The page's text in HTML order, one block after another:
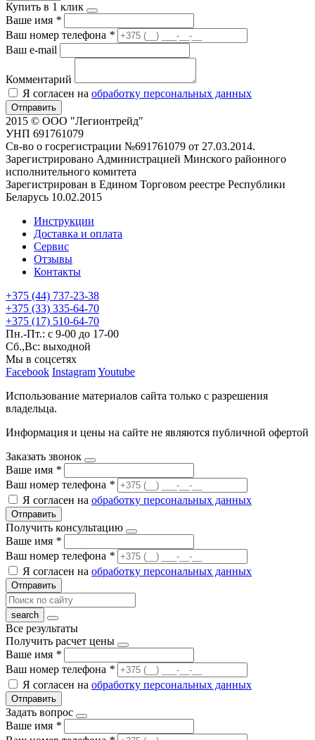
Купить в 1 клик
Ваше имя *
Ваш номер телефона *
Ваш e-mail
Комментарий
Я согласен на обработку персональных данных
Отправить
2015 © ООО "Легионтрейд"
УНП 691761079
Св-во о госрегистрации №691761079 от 27.03.2014.
Зарегистрировано Администрацией Минского районного
исполнительного комитета
Зарегистрирован в Едином Торговом реестре Республики
Беларусь 10.02.2015
Инструкции
Доставка и оплата
Сервис
Отзывы
Контакты
+375 (44) 737-23-38
+375 (33) 335-64-70
+375 (17) 510-64-70
Пн.-Пт.: с 9-00 до 17-00
Сб.,Вс: выходной
Мы в соцсетях
Facebook InstagramYoutube
Использование материалов сайта только с разрешения
владельца.
Информация и цены на сайте не являются публичной офертой
Заказать звонок
Ваше имя *
Ваш номер телефона *
Я согласен на обработку персональных данных
Отправить
Получить консультацию
Ваше имя *
Ваш номер телефона *
Я согласен на обработку персональных данных
Отправить
Все результаты
Получить расчет цены
Ваше имя *
Ваш номер телефона *
Я согласен на обработку персональных данных
Отправить
Задать вопрос
Ваше имя *